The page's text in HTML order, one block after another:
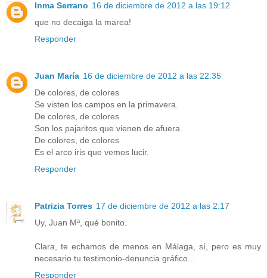
Inma Serrano 16 de diciembre de 2012 a las 19:12
que no decaiga la marea!
Responder
Juan María 16 de diciembre de 2012 a las 22:35
De colores, de colores
Se visten los campos en la primavera.
De colores, de colores
Son los pajaritos que vienen de afuera.
De colores, de colores
Es el arco iris que vemos lucir.
Responder
Patrizia Torres 17 de diciembre de 2012 a las 2:17
Uy, Juan Mª, qué bonito.
Clara, te echamos de menos en Málaga, sí, pero es muy
necesario tu testimonio-denuncia gráfico...
Responder